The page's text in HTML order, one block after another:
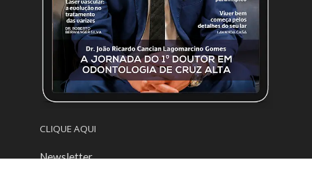
CLIQUE AQUI
Newsletter